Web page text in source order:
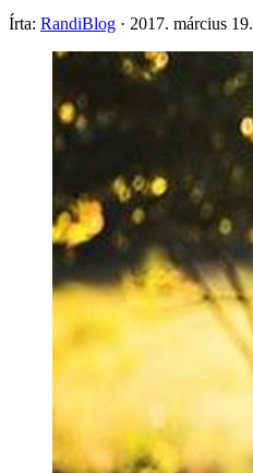
Írta: RandiBlog · 2017. március 19.